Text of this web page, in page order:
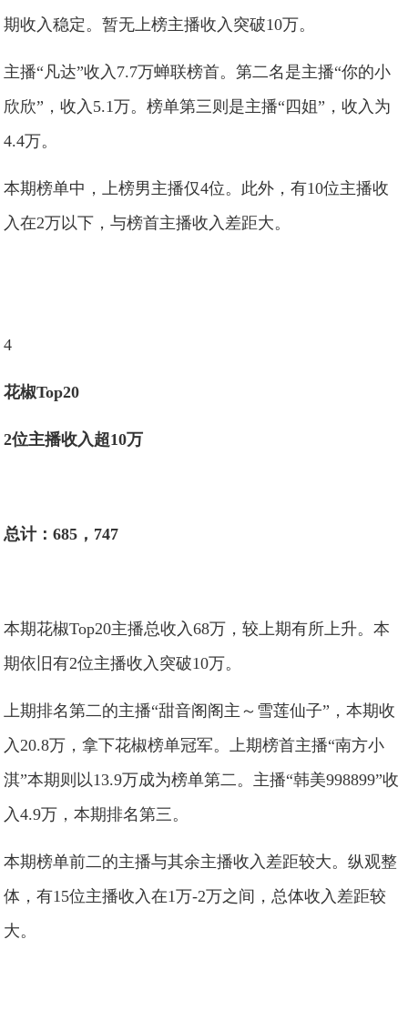
期收入稳定。暂无上榜主播收入突破10万。
主播“凡达”收入7.7万蝉联榜首。第二名是主播“你的小
欣欣”，收入5.1万。榜单第三则是主播“四姐”，收入为
4.4万。
本期榜单中，上榜男主播仅4位。此外，有10位主播收
入在2万以下，与榜首主播收入差距大。
4
花椒Top20
2位主播收入超10万
总计：685，747
本期花椒Top20主播总收入68万，较上期有所上升。本
期依旧有2位主播收入突破10万。
上期排名第二的主播“甜音阁阁主～雪莲仙子”，本期收
入20.8万，拿下花椒榜单冠军。上期榜首主播“南方小
淇”本期则以13.9万成为榜单第二。主播“韩美998899”收
入4.9万，本期排名第三。
本期榜单前二的主播与其余主播收入差距较大。纵观整
体，有15位主播收入在1万-2万之间，总体收入差距较
大。